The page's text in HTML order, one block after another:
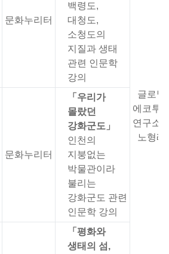
글로벌
에코투
연구소
노형래
문화누리터
백령도,
대청도,
소청도의
지질과 생태
관련 인문학
강의
문화누리터
「우리가
몰랐던
강화군도」
인천의
지붕없는
박물관이라
불리는
강화군도 관련
인문학 강의
「평화와
생태의 섬,